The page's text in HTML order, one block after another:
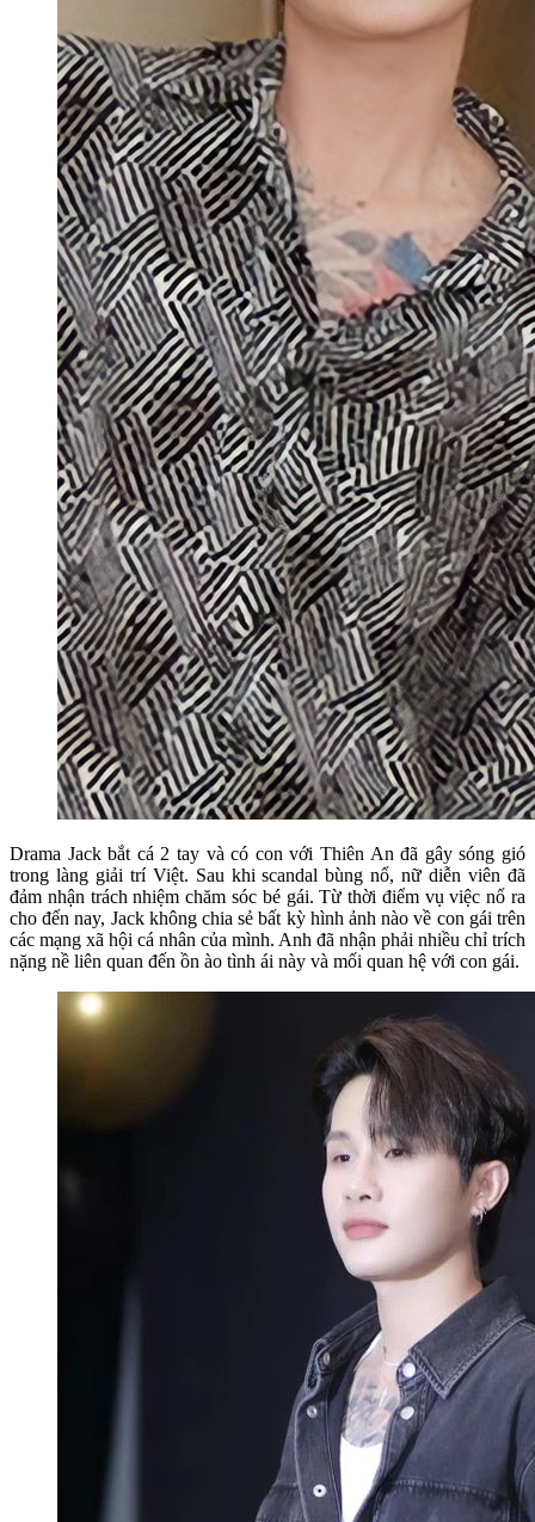
Drama Jack bắt cá 2 tay và có con với Thiên An đã gây sóng gió
trong làng giải trí Việt. Sau khi scandal bùng nổ, nữ diễn viên đã
đảm nhận trách nhiệm chăm sóc bé gái. Từ thời điểm vụ việc nổ ra
cho đến nay, Jack không chia sẻ bất kỳ hình ảnh nào về con gái trên
các mạng xã hội cá nhân của mình. Anh đã nhận phải nhiều chỉ trích
nặng nề liên quan đến ồn ào tình ái này và mối quan hệ với con gái.